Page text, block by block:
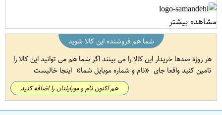
مشاهده بیشتر
شما هم فروشنده این کالا شوید
هر روزه صدها خریدار این کالا را می بینند اگر شما هم می توانید این کالا را
تامین کنید واقعا جای
نام و شماره موبایل شما اینجا خالیست
هم اکنون نام و موبایلتان را اضافه کنید